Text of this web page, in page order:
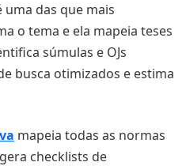
uma das que mais
o tema e ela mapeia teses
súmulas e OJs
busca otimizados e estima
mapeia todas as normas
checklists de